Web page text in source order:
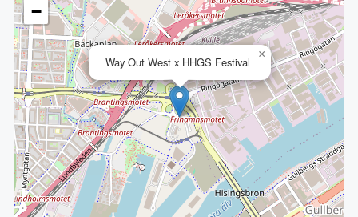
Way Out West x HHGS Festival
×
−